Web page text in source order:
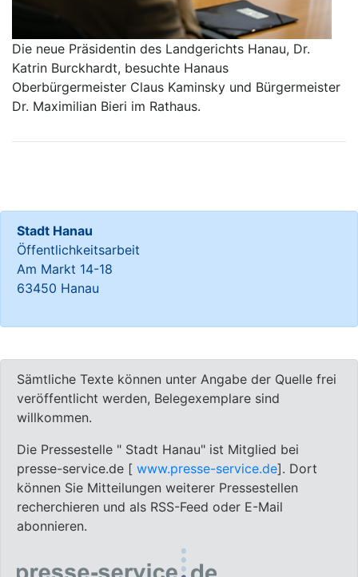
Die neue Präsidentin des Landgerichts Hanau, Dr.
Katrin Burckhardt, besuchte Hanaus
Oberbürgermeister Claus Kaminsky und Bürgermeister
Dr. Maximilian Bieri im Rathaus.
Stadt Hanau
Öffentlichkeitsarbeit
Am Markt 14-18
63450 Hanau
Sämtliche Texte können unter Angabe der Quelle frei
veröffentlicht werden, Belegexemplare sind
willkommen.
Die Pressestelle " Stadt Hanau" ist Mitglied bei
presse-service.de [ www.presse-service.de]. Dort
können Sie Mitteilungen weiterer Pressestellen
recherchieren und als RSS-Feed oder E-Mail
abonnieren.